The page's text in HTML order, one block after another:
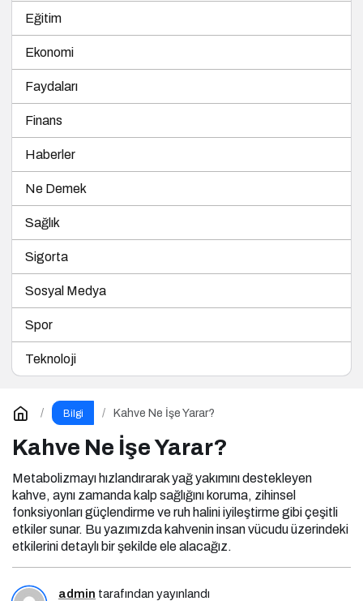
Eğitim
Ekonomi
Faydaları
Finans
Haberler
Ne Demek
Sağlık
Sigorta
Sosyal Medya
Spor
Teknoloji
Bilgi Kahve Ne İşe Yarar?
Kahve Ne İşe Yarar?
Metabolizmayı hızlandırarak yağ yakımını destekleyen
kahve, aynı zamanda kalp sağlığını koruma, zihinsel
fonksiyonları güçlendirme ve ruh halini iyileştirme gibi çeşitli
etkiler sunar. Bu yazımızda kahvenin insan vücudu üzerindeki
etkilerini detaylı bir şekilde ele alacağız.
admin tarafından yayınlandı